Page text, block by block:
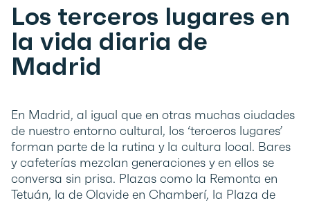
Los terceros lugares en
la vida diaria de
Madrid
En Madrid, al igual que en otras muchas ciudades
de nuestro entorno cultural, los ‘terceros lugares’
forman parte de la rutina y la cultura local. Bares
y cafeterías mezclan generaciones y en ellos se
conversa sin prisa. Plazas como la Remonta en
Tetuán, la de Olavide en Chamberí, la Plaza de